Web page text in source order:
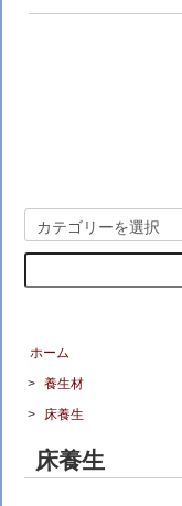
ホーム
> 養生材
>
床養生
床養生